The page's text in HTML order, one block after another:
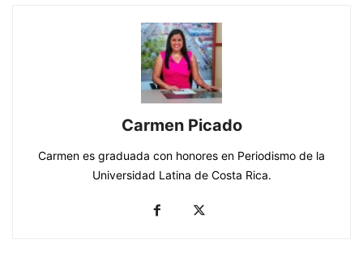
Carmen Picado
Carmen es graduada con honores en Periodismo de la
Universidad Latina de Costa Rica.